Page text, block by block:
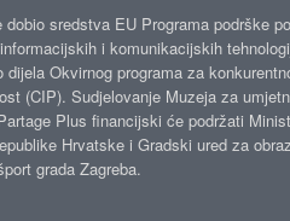
dobio sredstva EU Programa podrške
i komunikacijskih
dijela Okvirnog programa za
(CIP). Sudjelovanje Muzeja za
Plus financijski će podržati
Hrvatske i Gradski ured za
grada Zagreba.